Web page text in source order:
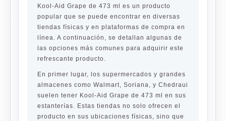
Kool-Aid Grape de 473 ml es un producto
popular que se puede encontrar en diversas
tiendas físicas y en plataformas de compra en
línea. A continuación, se detallan algunas de
las opciones más comunes para adquirir este
refrescante producto.
En primer lugar, los supermercados y grandes
almacenes como Walmart, Soriana, y Chedraui
suelen tener Kool-Aid Grape de 473 ml en sus
estanterías. Estas tiendas no solo ofrecen el
producto en sus ubicaciones físicas, sino que